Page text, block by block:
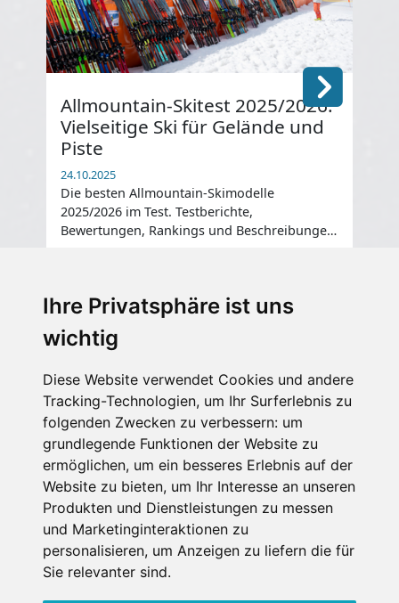
Ihre Privatsphäre ist uns
wichtig
Diese Website verwendet Cookies und andere
Tracking-Technologien, um Ihr Surferlebnis zu
folgenden Zwecken zu verbessern: um
grundlegende Funktionen der Website zu
ermöglichen, um ein besseres Erlebnis auf der
Website zu bieten, um Ihr Interesse an unseren
Produkten und Dienstleistungen zu messen
und Marketinginteraktionen zu
personalisieren, um Anzeigen zu liefern die für
Sie relevanter sind.
Allmountain-Skitest 2025/2026:
Vielseitige Ski für Gelände und
Piste
24.10.2025
Die besten Allmountain-Skimodelle
2025/2026 im Test. Testberichte,
Bewertungen, Rankings und Beschreibungen